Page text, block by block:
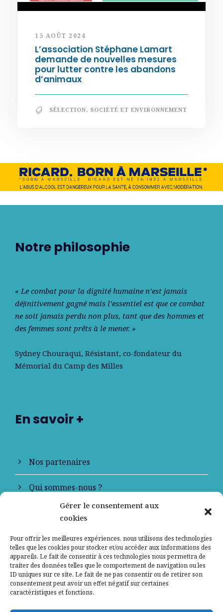
Gérer le consentement aux
cookies
Pour offrir les meilleures expériences, nous utilisons des technologies
telles que les cookies pour stocker et/ou accéder aux informations des
appareils. Le fait de consentir à ces technologies nous permettra de
traiter des données telles que le comportement de navigation ou les
ID uniques sur ce site. Le fait de ne pas consentir ou de retirer son
consentement peut avoir un effet négatif sur certaines
caractéristiques et fonctions.
15 AOÛT 2024
L’association Stéphane Lamart
demande de nouvelles mesures
pour lutter contre les abandons
d’animaux
SÉLECTION, SOCIÉTÉ ET ENVIRONNEMENT
Notre philosophie
« Le combat pour la dignité humaine n’est jamais
déﬁnitivement gagné mais l’essentiel est que ce combat
ne soit jamais perdu non plus, tant que des hommes et
des femmes sont prêts à le mener. »
Sydney Chouraqui, Résistant, co-fondateur du
Mémorial du Camp des Milles
En savoir +
Nos partenaires
Qui sommes-nous ?
Contactez-nous
Mentions légales
Politique de confidentialité